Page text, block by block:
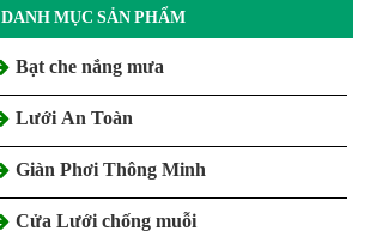
DANH MỤC SẢN PHẨM
Bạt che nắng mưa
Lưới An Toàn
Giàn Phơi Thông Minh
Cửa Lưới chống muỗi